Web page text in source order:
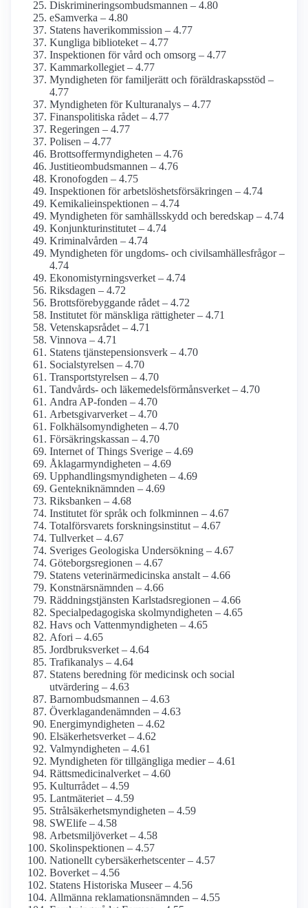
Diskriminerings­ombudsmannen – 4.80
eSamverka – 4.80
Statens haveri­kommission – 4.77
Kungliga biblioteket – 4.77
Inspektionen för vård och omsorg – 4.77
Kammar­kollegiet – 4.77
Myndigheten för familjerätt och föräldraskaps­stöd –
4.77
Myndigheten för Kulturanalys – 4.77
Finanspolitiska rådet – 4.77
Regeringen – 4.77
Polisen – 4.77
Brottsoffer­myndigheten – 4.76
Justitie­ombudsmannen – 4.76
Kronofogden – 4.75
Inspektionen för arbetslöshets­försäkringen – 4.74
Kemikalie­inspektionen – 4.74
Myndigheten för samhälls­skydd och beredskap – 4.74
Konjunktu­rinstitutet – 4.74
Kriminal­vården – 4.74
Myndigheten för ungdoms- och civilsamhälles­frågor –
4.74
Ekonomistyrnings­verket – 4.74
Riksdagen – 4.72
Brotts­förebyggande rådet – 4.72
Institutet för mänskliga rättigheter – 4.71
Vetenskaps­rådet – 4.71
Vinnova – 4.71
Statens tjänste­pensions­verk – 4.70
Socialstyrelsen – 4.70
Transport­styrelsen – 4.70
Tandvårds- och läkemedels­förmåns­verket – 4.70
Andra AP-fonden – 4.70
Arbetsgivarverket – 4.70
Folkhälso­myndigheten – 4.70
Försäkringskassan – 4.70
Internet of Things Sverige – 4.69
Åklagar­myndigheten – 4.69
Upphandlings­myndigheten – 4.69
Genteknik­nämnden – 4.69
Riksbanken – 4.68
Institutet för språk och folkminnen – 4.67
Total­försvarets forsknings­institut – 4.67
Tullverket – 4.67
Sveriges Geologiska Undersökning – 4.67
Göteborgs­regionen – 4.67
Statens veterinär­medicinska anstalt – 4.66
Konstnärs­nämnden – 4.66
Räddningstjänsten Karlstadsregionen – 4.66
Special­pedagogiska skol­myndigheten – 4.65
Havs och Vatten­myndigheten – 4.65
Afori – 4.65
Jordbruks­verket – 4.64
Trafikanalys – 4.64
Statens beredning för medicinsk och social
utvärdering – 4.63
Barnombudsmannen – 4.63
Överklagande­nämnden – 4.63
Energi­myndigheten – 4.62
Elsäkerhets­verket – 4.62
Val­myndigheten – 4.61
Myndigheten för tillgängliga medier – 4.61
Rättsmedicinal­verket – 4.60
Kulturrådet – 4.59
Lantmäteriet – 4.59
Strålsäkerhets­myndigheten – 4.59
SWElife – 4.58
Arbetsmiljö­verket – 4.58
Skol­inspektionen – 4.57
Nationellt cybersäkerhetscenter – 4.57
Boverket – 4.56
Statens Historiska Museer – 4.56
Allmänna reklamations­nämnden – 4.55